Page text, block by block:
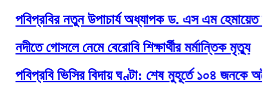
নতুন উপাচার্য অধ্যাপক ড. এস এম হেমায়েত জাহান
গোসলে নেমে বেরোবি শিক্ষার্থীর মর্মান্তিক মৃত্যু
ভিসির বিদায় ঘণ্টা: শেষ মুহূর্তে ১০৪ জনকে